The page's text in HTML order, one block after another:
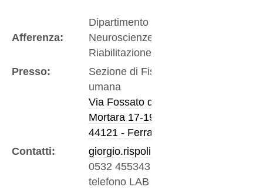
Afferenza:
Dipartimento di
Neuroscienze e
Riabilitazione
Presso:
Sezione di Fisiologia
umana
Via Fossato di
Mortara 17-19
44121 - Ferrara
Contatti:
giorgio.rispoli@unife.it
0532 455343
telefono LAB